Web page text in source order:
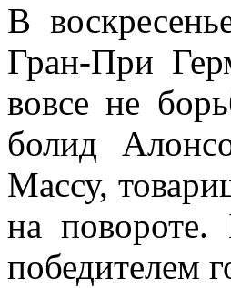
В
Гран-При
вовсе не
болид
Массу,
на
победителем